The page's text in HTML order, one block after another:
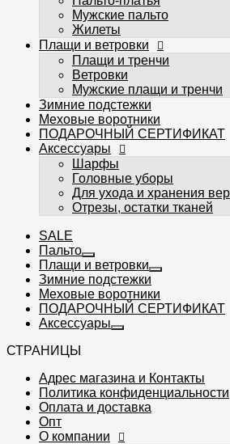
Головные уборы
Для ухода и хранения
Отрезы, остатки тканей
Избранное
Сравнение
Вы смотрели
Вход
Регистрация
0
Мужские пальто
Жилеты
Плащи и ветровки
Плащи и тренчи
Ветровки
Мужские плащи и тренчи
Зимние подстежки
Меховые воротники
ПОДАРОЧНЫЙ СЕРТИФИКАТ
Аксессуары
Шарфы
Головные уборы
Для ухода и хранения
Отрезы, остатки тканей
SALE
Пальто
Плащи и ветровки
Зимние подстежки
Меховые воротники
ПОДАРОЧНЫЙ СЕРТИФИКАТ
Аксессуары
СТРАНИЦЫ
Адрес магазина и Контакты
Политика конфиденциальности
Оплата и доставка
Опт
О компании